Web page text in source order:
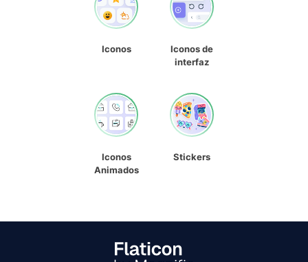
Iconos
Iconos de
interfaz
Iconos
Animados
Stickers